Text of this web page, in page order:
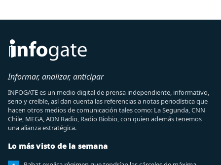
Informar, analizar, anticipar
INFOGATE es un medio digital de prensa independiente, informativo,
serio y creíble, así dan cuenta las referencias a notas periodística que
hacen otros medios de comunicación tales como: La Segunda, CNN
Chile, MEGA, ADN Radio, Radio Biobio, con quien además tenemos
una alianza estratégica.
Lo más visto de la semana